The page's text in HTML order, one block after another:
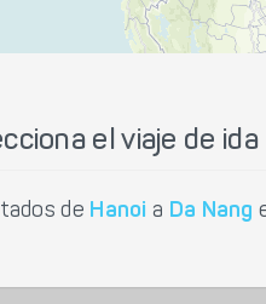
el viaje de ida
de Hanoi a Da Nang